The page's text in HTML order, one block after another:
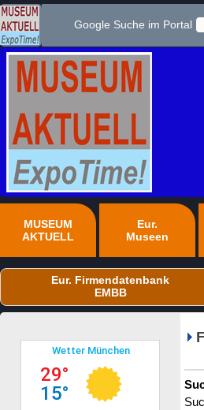
Google Suche im Portal
MUSEUM
AKTUELL
Eur.
Museen
Eur. Firmendatenbank
EMBB